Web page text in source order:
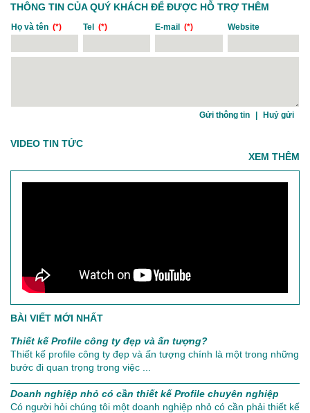
THÔNG TIN CỦA QUÝ KHÁCH ĐỂ ĐƯỢC HỖ TRỢ THÊM
Họ và tên (*) Tel (*) E-mail (*) Website
|
VIDEO TIN TỨC
XEM THÊM
BÀI VIẾT MỚI NHẤT
Thiết kế Profile công ty đẹp và ấn tượng?
Thiết kế profile công ty đẹp và ấn tượng chính là một trong những
bước đi quan trọng trong việc ...
Doanh nghiệp nhỏ có cần thiết kế Profile chuyên nghiệp
Có người hỏi chúng tôi một doanh nghiệp nhỏ có cần phải thiết kế